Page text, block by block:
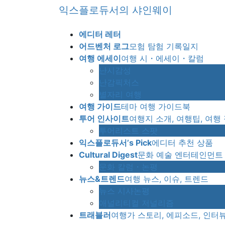
익스플로듀서의 샤인웨이
에디터 레터
어드벤처 로그모험 탐험 기록일지
여행 에세이여행 시・에세이・칼럼
난시감성
난감픽처스
별자리 여행
여행 가이드테마 여행 가이드북
투어 인사이트여행지 소개, 여행팁, 여행
투어리스트 스팟
익스플로듀서’s Pick에디터 추천 상품
Cultural Digest문화 예술 엔터테인먼트
문화 칼럼・논평
뉴스&트렌드여행 뉴스, 이슈, 트렌드
뉴스 시사논평
애널리티컬 저널리즘
트래블러여행가 스토리, 에피소드, 인터